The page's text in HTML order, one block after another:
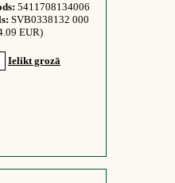
5411708134006
SVB0338132 000
EUR)
Ielikt grozā